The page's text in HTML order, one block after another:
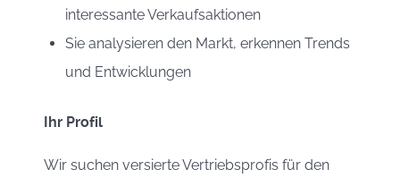
interessante Verkaufsaktionen
Sie analysieren den Markt, erkennen Trends
und Entwicklungen
Ihr Profil
Wir suchen versierte Vertriebsprofis für den